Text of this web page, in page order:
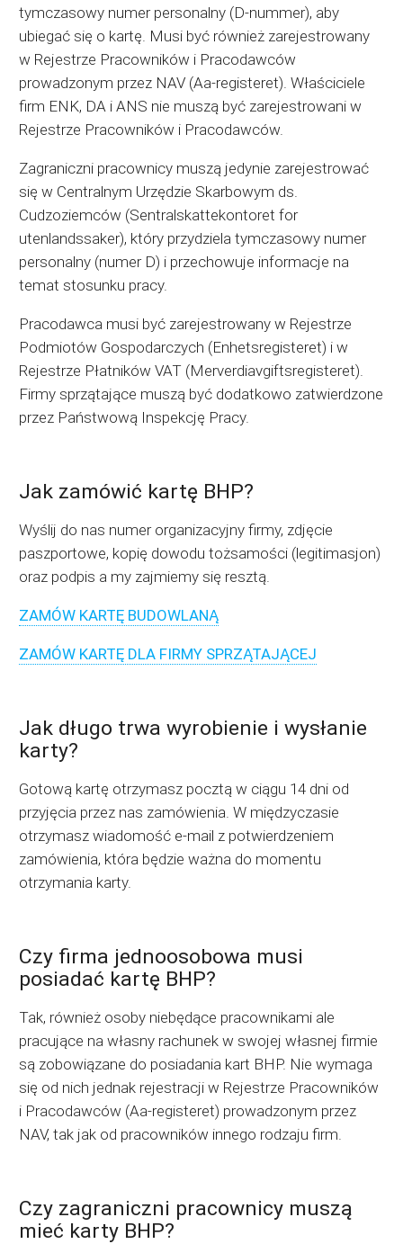
tymczasowy numer personalny (D-nummer), aby
ubiegać się o kartę. Musi być również zarejestrowany
w Rejestrze Pracowników i Pracodawców
prowadzonym przez NAV (Aa-registeret). Właściciele
firm ENK, DA i ANS nie muszą być zarejestrowani w
Rejestrze Pracowników i Pracodawców.
Zagraniczni pracownicy muszą jedynie zarejestrować
się w Centralnym Urzędzie Skarbowym ds.
Cudzoziemców (Sentralskattekontoret for
utenlandssaker), który przydziela tymczasowy numer
personalny (numer D) i przechowuje informacje na
temat stosunku pracy.
Pracodawca musi być zarejestrowany w Rejestrze
Podmiotów Gospodarczych (Enhetsregisteret) i w
Rejestrze Płatników VAT (Merverdiavgiftsregisteret).
Firmy sprzątające muszą być dodatkowo zatwierdzone
przez Państwową Inspekcję Pracy.
Jak zamówić kartę BHP?
Wyślij do nas numer organizacyjny firmy, zdjęcie
paszportowe, kopię dowodu tożsamości (legitimasjon)
oraz podpis a my zajmiemy się resztą.
ZAMÓW KARTĘ BUDOWLANĄ
ZAMÓW KARTĘ DLA FIRMY SPRZĄTAJĄCEJ
Jak długo trwa wyrobienie i wysłanie
karty?
Gotową kartę otrzymasz pocztą w ciągu 14 dni od
przyjęcia przez nas zamówienia. W międzyczasie
otrzymasz wiadomość e-mail z potwierdzeniem
zamówienia, która będzie ważna do momentu
otrzymania karty.
Czy firma jednoosobowa musi
posiadać kartę BHP?
Tak, również osoby niebędące pracownikami ale
pracujące na własny rachunek w swojej własnej firmie
są zobowiązane do posiadania kart BHP. Nie wymaga
się od nich jednak rejestracji w Rejestrze Pracowników
i Pracodawców (Aa-registeret) prowadzonym przez
NAV, tak jak od pracowników innego rodzaju firm.
Czy zagraniczni pracownicy muszą
mieć karty BHP?